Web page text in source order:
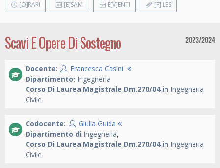
[O]RARI [E]SAMI E[V]ENTI [F]ILES
Scavi E Opere Di Sostegno 2023/2024
Docente:
Francesca Casini
Dipartimento: Ingegneria
Corso Di Laurea Magistrale Dm.270/04 in Ingegneria
Civile
Codocente:
Giulia Guida
Dipartimento di Ingegneria,
Corso Di Laurea Magistrale Dm.270/04 in Ingegneria
Civile